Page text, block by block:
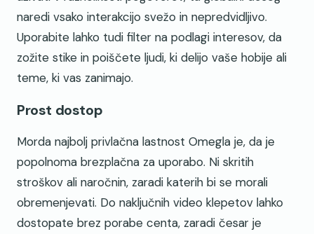
naredi vsako interakcijo svežo in nepredvidljivo.
Uporabite lahko tudi filter na podlagi interesov, da
zožite stike in poiščete ljudi, ki delijo vaše hobije ali
teme, ki vas zanimajo.
Prost dostop
Morda najbolj privlačna lastnost Omegla je, da je
popolnoma brezplačna za uporabo. Ni skritih
stroškov ali naročnin, zaradi katerih bi se morali
obremenjevati. Do naključnih video klepetov lahko
dostopate brez porabe centa, zaradi česar je